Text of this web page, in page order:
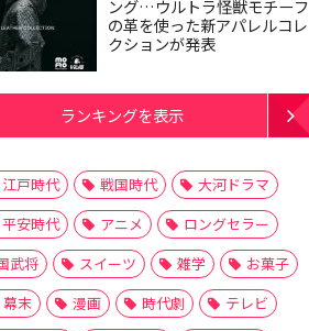
ング…ウルトラ怪獣モチーフ
の革を使った新アパレルコレ
クションが発表
ランキングを表示
江戸時代 戦国時代
大河ドラマ
平安時代
アニメ
ロングセラー
武将
スイーツ 雑学
お菓子
幕末
漫画 時代劇
テレビ